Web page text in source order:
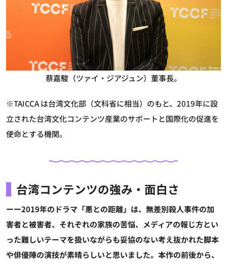
蔡嘉駿（ツァイ・ジアジュン）董事長。
※TAICCA は台湾文化部（文科省に相当）のもと、2019年に設
立された台湾文化コンテンツ産業のサポートと国際化の促進を
使命とする機関。
台湾コンテンツの強み・面白さ
ーー2019年のドラマ「悪との距離」は、無差別殺人事件の加
害者と被害者、それぞれの家族の苦悩、メディアの報じ方とい
った難しいテーマを扱いながらも妥協のない考え抜かれた脚本
や俳優陣の演技が素晴らしいと思いました。本作の前後から、